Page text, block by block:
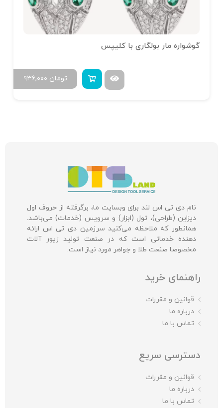
گوشواره مار بولگاری با کلیپس
۹۳۶,۰۰۰ تومان
نام دی تی اس لند برای وبسایت ما، برگرفته از حروف اول
دیزاین (طراحی)، تول (ابزار) و سرویس (خدمات) می‌باشد.
همانطور که ملاحظه می‌کنید سرزمین دی تی اس ارائه
دهنده خدماتی است که در صنعت تولید زیور آلات
مخصوصا صنعت طلا و جواهر مورد نیاز است.
راهنمای خرید
قوانین و مقررات
درباره ما
تماس با ما
دسترسی سریع
قوانین و مقررات
درباره ما
تماس با ما